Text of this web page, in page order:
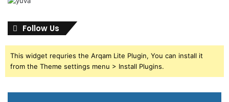
Follow Us
This widget requries the Arqam Lite Plugin, You can install it
from the Theme settings menu > Install Plugins.